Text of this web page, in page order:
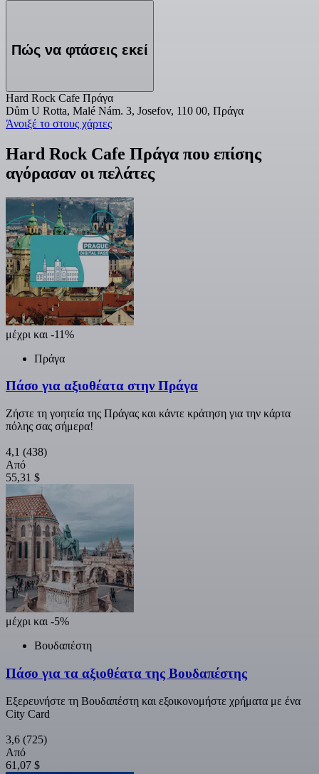
Πώς να φτάσεις εκεί
Hard Rock Cafe Πράγα
Dům U Rotta, Malé Nám. 3, Josefov, 110 00, Πράγα
Άνοιξέ το στους χάρτες
Hard Rock Cafe Πράγα που επίσης
αγόρασαν οι πελάτες
μέχρι και -11%
Πράγα
Πάσο για αξιοθέατα στην Πράγα
Ζήστε τη γοητεία της Πράγας και κάντε κράτηση για την κάρτα
πόλης σας σήμερα!
4,1 (438)
Από
55,31 $
μέχρι και -5%
Βουδαπέστη
Πάσο για τα αξιοθέατα της Βουδαπέστης
Εξερευνήστε τη Βουδαπέστη και εξοικονομήστε χρήματα με ένα
City Card
3,6 (725)
Από
61,07 $